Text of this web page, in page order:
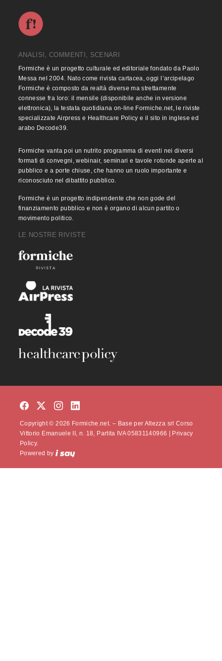
ANALISI, COMMENTI, SCENARI
Formiche è un progetto culturale ed editoriale fondato da Paolo
Messa nel 2004. Nato come rivista cartacea, oggi l’arcipelago
Formiche è composto da realtà diverse ma strettamente
connesse fra loro: il mensile (disponibile anche in versione
elettronica), la testata quotidiana on-line Formiche.net, le riviste
specializzate Airpress e Healthcare Policy e il sito in inglese ed
arabo Decode39.
Formiche vanta poi un nutrito programma di eventi nei diversi
formati di convegni, webinair, seminari e tavole rotonde aperte al
pubblico e a porte chiuse, che hanno un ruolo importante e
riconosciuto nel dibattito pubblico.
Formiche è un progetto indipendente che non gode del
finanziamento pubblico e non è organo di alcun partito o
movimento politico.
LE NOSTRE RIVISTE
Copyright © 2026 Formiche.net. – Base per Altezza srl Corso
Vittorio Emanuele II, n. 18, Partita IVA 05831140966 |
Privacy
Policy.
Powered by